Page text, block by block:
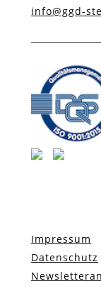
info@ggd-
Impressum
Datenschutz